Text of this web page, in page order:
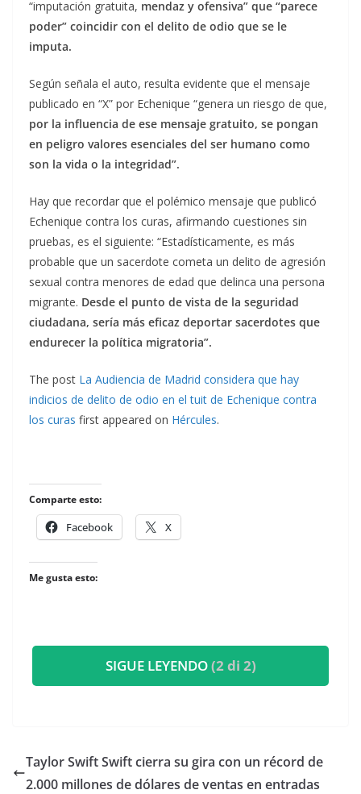
“imputación gratuita, mendaz y ofensiva” que “parece
poder” coincidir con el delito de odio que se le
imputa.
Según señala el auto, resulta evidente que el mensaje
publicado en “X” por Echenique “genera un riesgo de que,
por la influencia de ese mensaje gratuito, se pongan
en peligro valores esenciales del ser humano como
son la vida o la integridad”.
Hay que recordar que el polémico mensaje que publicó
Echenique contra los curas, afirmando cuestiones sin
pruebas, es el siguiente: “Estadísticamente, es más
probable que un sacerdote cometa un delito de agresión
sexual contra menores de edad que delinca una persona
migrante. Desde el punto de vista de la seguridad
ciudadana, sería más eficaz deportar sacerdotes que
endurecer la política migratoria”.
The post La Audiencia de Madrid considera que hay
indicios de delito de odio en el tuit de Echenique contra
los curas first appeared on Hércules.
Comparte esto:
Facebook X
Me gusta esto:
SIGUE LEYENDO(2 di 2)
​Taylor Swift Swift cierra su gira con un récord de
2.000 millones de dólares de ventas en entradas